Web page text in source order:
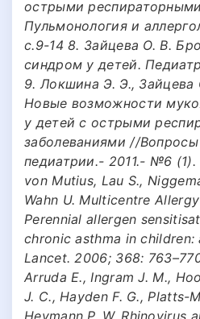
острыми
Пульмонология и
с.9-14 8. Зайцева О. В.
синдром у детей.
9. Локшина Э. Э., Зайцева
Новые возможности
у детей с острыми
заболеваниями //Вопросы
педиатрии.- 2011.- №6 (1).
von Mutius, Lau S.,
Wahn U. Multicentre
Perennial allergen
chronic asthma in
Lancet. 2006; 368:
Arruda E., Ingram J. M.,
J. C., Hayden F. G., Platts-
Heymann P. W. Rhinovirus